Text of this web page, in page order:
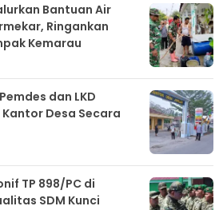
Bantuan Air
Ringankan
Kemarau
dan LKD
Desa Secara
TP 898/PC di
SDM Kunci